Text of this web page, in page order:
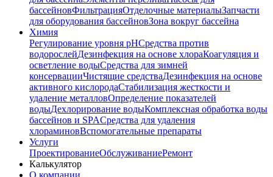
бассейновФильтрацияОтделочные материалыЗапчасти
для оборудования бассейновЗона вокруг бассейна
Химия
Регулирование уровня рНСредства против
водорослейДезинфекция на основе хлораКоагуляция и
осветление водыСредства для зимней
консервацииЧистящие средстваДезинфекция на основе
активного кислородаСтабилизация жесткости и
удаление металловОпределение показателей
водыДехлорирование водыКомплексная обработка воды
бассейнов и SPAСредства для удаления
хлораминовВспомогательные препараты
Услуги
ПроектированиеОбслуживаниеРемонт
Калькулятор
О компании